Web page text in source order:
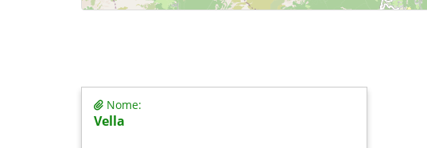
Nome:
Vella